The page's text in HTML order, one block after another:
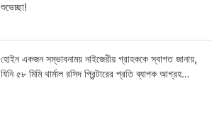
শুভেচ্ছা!
হোইন একজন সম্ভাবনাময় নাইজেরীয় গ্রাহককে স্বাগত জানায়,
যিনি ৫৮ মিমি থার্মাল রসিদ প্রিন্টারের প্রতি ব্যাপক আগ্রহ